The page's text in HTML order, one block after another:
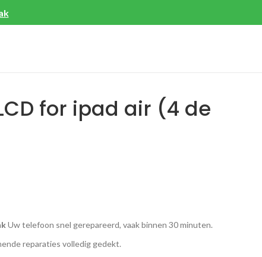
for ipad air (4 de
Uw telefoon snel gerepareerd, vaak binnen 30 minuten.
reparaties volledig gedekt.